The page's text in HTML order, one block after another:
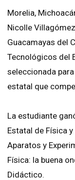
Morelia,
Nicolle
Guacamayas del
Tecnológicos del
seleccionada
estatal que
La estudiante
Estatal de Física
Aparatos y
Física: la buena
Didáctico.